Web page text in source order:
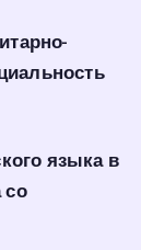
языка в